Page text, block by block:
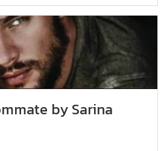
by Sarina